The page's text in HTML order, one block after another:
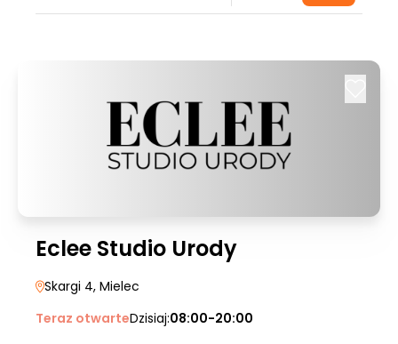
Eclee Studio Urody
Skargi 4, Mielec
Teraz otwarteDzisiaj:08:00-20:00